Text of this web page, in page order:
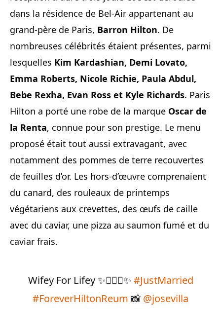
dans la résidence de Bel-Air appartenant au
grand-père de Paris, Barron Hilton. De
nombreuses célébrités étaient présentes, parmi
lesquelles Kim Kardashian, Demi Lovato,
Emma Roberts, Nicole Richie, Paula Abdul,
Bebe Rexha, Evan Ross et Kyle Richards. Paris
Hilton a porté une robe de la marque Oscar de
la Renta, connue pour son prestige. Le menu
proposé était tout aussi extravagant, avec
notamment des pommes de terre recouvertes
de feuilles d’or. Les hors-d’œuvre comprenaient
du canard, des rouleaux de printemps
végétariens aux crevettes, des œufs de caille
avec du caviar, une pizza au saumon fumé et du
caviar frais.
Wifey For Lifey ✨👰🏼‍♀️✨#JustMarried
#ForeverHiltonReum 📸@josevilla